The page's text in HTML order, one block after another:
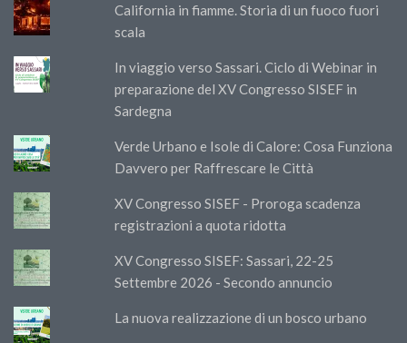
California in fiamme. Storia di un fuoco fuori
scala
In viaggio verso Sassari. Ciclo di Webinar in
preparazione del XV Congresso SISEF in
Sardegna
Verde Urbano e Isole di Calore: Cosa Funziona
Davvero per Raffrescare le Città
XV Congresso SISEF - Proroga scadenza
registrazioni a quota ridotta
XV Congresso SISEF: Sassari, 22-25
Settembre 2026 - Secondo annuncio
La nuova realizzazione di un bosco urbano